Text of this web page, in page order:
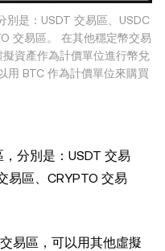
別是：USDT 交易區、USDC
交易區。 在其他穩定幣交易
資產作為計價單位進行幣兌
用 BTC 作為計價單位來購買
分別是：USDT 交易
易區、CRYPTO 交易
易區，可以用其他虛擬